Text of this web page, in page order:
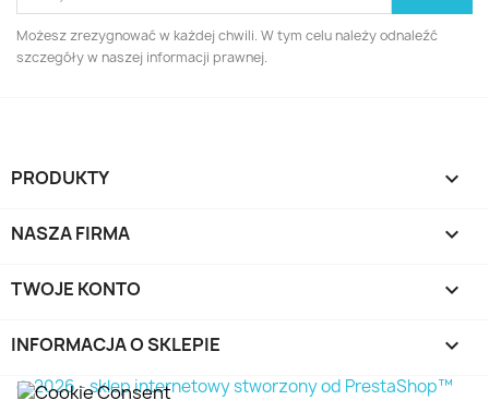
Możesz zrezygnować w każdej chwili. W tym celu należy odnaleźć
szczegóły w naszej informacji prawnej.
PRODUKTY 
NASZA FIRMA 
TWOJE KONTO 
INFORMACJA O SKLEPIE keyboard_arrow_down
© 2026 - sklep internetowy stworzony od PrestaShop™